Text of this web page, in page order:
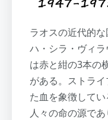
ラオスの近代的
ハ・シラ・ヴィ
は赤と紺の3本の
がある。ストラ
た血を象徴して
人々の命の源で